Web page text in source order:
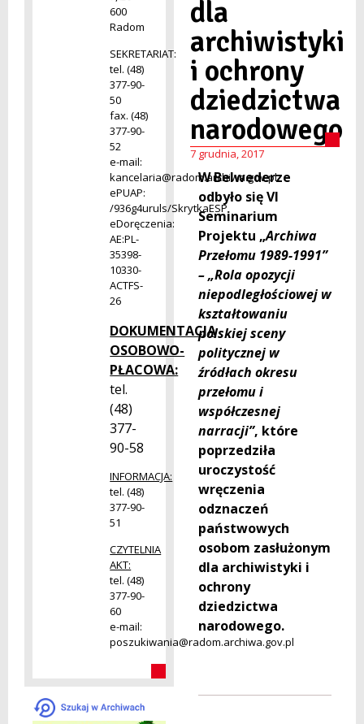
600
Radom
SEKRETARIAT:
tel. (48)
377-90-
50
fax. (48)
377-90-
52
e-mail:
kancelaria@radom.archiwa.gov.pl
ePUAP:
/936g4uruls/SkrytkaESP
eDoręczenia:
AE:PL-
35398-
10330-
ACTFS-
26
DOKUMENTACJA
OSOBOWO-
PŁACOWA:
tel.
(48)
377-
90-58
INFORMACJA:
tel. (48)
377-90-
51
CZYTELNIA
AKT:
tel. (48)
377-90-
60
e-mail:
poszukiwania@radom.archiwa.gov.pl
dla
archiwistyki
i ochrony
dziedzictwa
narodowego
7 grudnia, 2017
W Belwederze
odbyło się VI
Seminarium
Projektu „Archiwa
Przełomu 1989-1991”
– „Rola opozycji
niepodległościowej w
kształtowaniu
polskiej sceny
politycznej w
źródłach okresu
przełomu i
współczesnej
narracji”, które
poprzedziła
uroczystość
wręczenia
odznaczeń
państwowych
osobom zasłużonym
dla archiwistyki i
ochrony
dziedzictwa
narodowego.